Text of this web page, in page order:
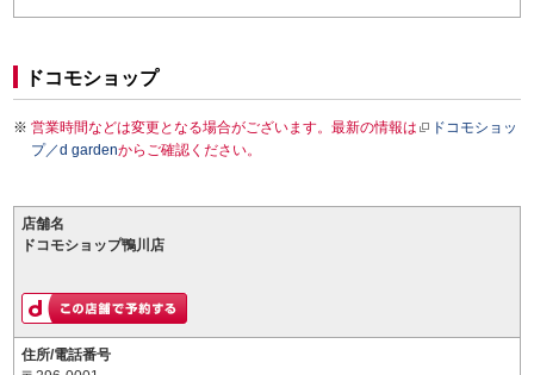
ドコモショップ
営業時間などは変更となる場合がございます。最新の情報は
ドコモショッ
プ／d gardenからご確認ください。
店舗名
ドコモショップ鴨川店
住所/電話番号